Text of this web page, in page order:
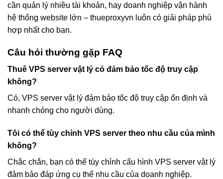
cần quản lý nhiều tài khoản, hay doanh nghiệp vận hành
hệ thống website lớn – thueproxyvn luôn có giải pháp phù
hợp nhất cho bạn.
Câu hỏi thường gặp FAQ
Thuê VPS server vật lý có đảm bảo tốc độ truy cập
không?
Có, VPS server vật lý đảm bảo tốc độ truy cập ổn định và
nhanh chóng cho người dùng.
Tôi có thể tùy chỉnh VPS server theo nhu cầu của mình
không?
Chắc chắn, bạn có thể tùy chỉnh cấu hình VPS server vật lý
đảm bảo đáp ứng cụ thể nhu cầu của doanh nghiệp.